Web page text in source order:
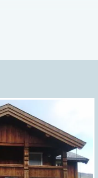
noe som gjør
inn med tanke på
m.fl.
hver kategori. Farge,
området og